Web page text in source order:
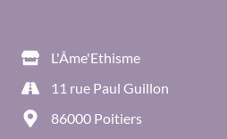
L'Âme'Ethisme
11 rue Paul Guillon
86000 Poitiers